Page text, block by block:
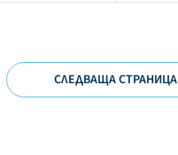
СЛЕДВАЩА СТРАНИЦА